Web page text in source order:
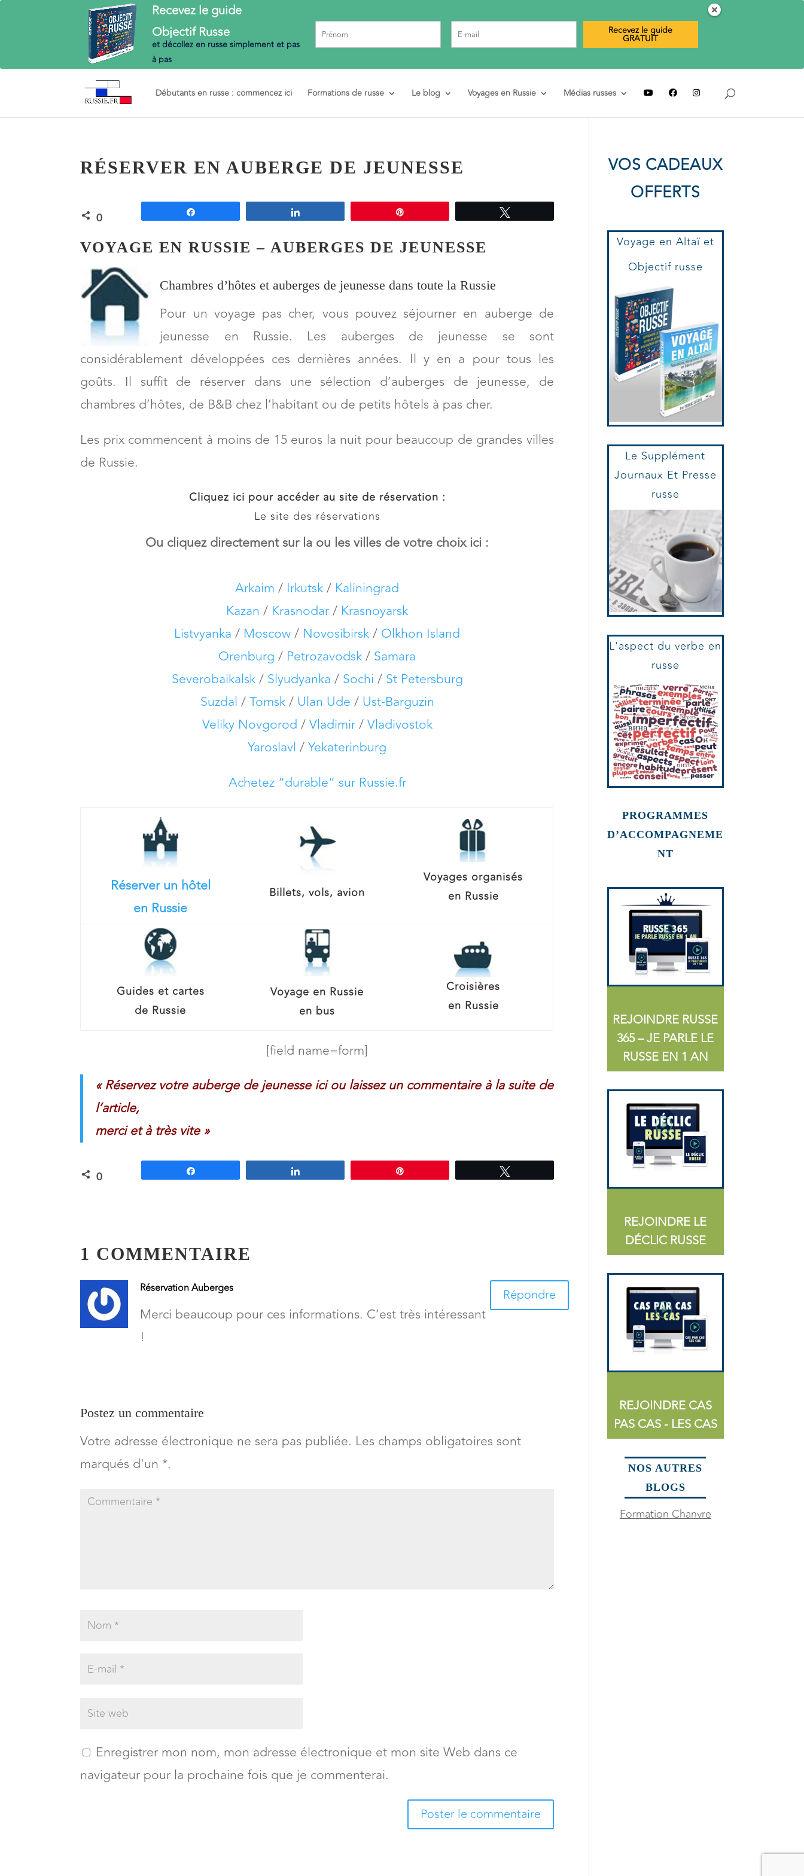
Débutants en russe : commencez ici Formations de russe Le blog Voyages en Russie Médias russes
RÉSERVER EN AUBERGE DE JEUNESSE
0
VOYAGE EN RUSSIE – AUBERGES DE JEUNESSE
Chambres d’hôtes et auberges de jeunesse dans toute la Russie
Pour un voyage pas cher, vous pouvez séjourner en auberge de
jeunesse en Russie. Les auberges de jeunesse se sont
considérablement développées ces dernières années. Il y en a pour tous les
goûts. Il suffit de réserver dans une sélection d’auberges de jeunesse, de
chambres d’hôtes, de B&B chez l’habitant ou de petits hôtels à pas cher.
Les prix commencent à moins de 15 euros la nuit pour beaucoup de grandes villes
de Russie.
Cliquez ici pour accéder au site de réservation :
Le site des réservations
Ou cliquez directement sur la ou les villes de votre choix ici :
Arkaim / Irkutsk/ Kaliningrad
Kazan / Krasnodar/ Krasnoyarsk
Listvyanka / Moscow/ Novosibirsk/ Olkhon Island
Orenburg / Petrozavodsk/ Samara
Severobaikalsk/ Slyudyanka / Sochi / St Petersburg
Suzdal /Tomsk/ Ulan Ude / Ust-Barguzin
Veliky Novgorod /Vladimir/Vladivostok
Yaroslavl /Yekaterinburg
Achetez “durable” sur Russie.fr
Réserver un hôtel
en Russie
Billets, vols, avion
Voyages organisés
en Russie
Guides et cartes
de Russie
Voyage en Russie
en bus
Croisières
en Russie
[field name=form]
« Réservez votre auberge de jeunesse ici ou laissez un commentaire à la suite de
l’article,
merci et à très vite »
0
1 COMMENTAIRE
Réservation Auberges
Merci beaucoup pour ces informations. C’est très intéressant
!
Répondre
Postez un commentaire
Votre adresse électronique ne sera pas publiée. Les champs obligatoires sont
marqués d'un *.
Enregistrer mon nom, mon adresse électronique et mon site Web dans ce
navigateur pour la prochaine fois que je commenterai.
VOS CADEAUX
OFFERTS
Voyage en Altaï et
Objectif russe
Le Supplément
Journaux Et Presse
russe
L'aspect du verbe en
russe
PROGRAMMES
D’ACCOMPAGNEME
NT
REJOINDRE RUSSE
365 – JE PARLE LE
RUSSE EN 1 AN
REJOINDRE LE
DÉCLIC RUSSE
REJOINDRE CAS
PAS CAS - LES CAS
NOS AUTRES
BLOGS
Formation Chanvre
Recevez le guide
ObjectifRusse
et décollez en russesimplement et pas
à pas
Recevez le guide
GRATUIT